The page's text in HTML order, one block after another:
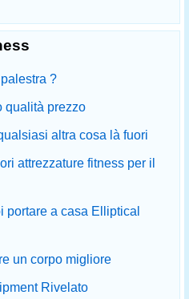
?
qualità prezzo
altra cosa là fuori
attrezzature fitness per il
portare a casa Elliptical
un corpo migliore
Rivelato